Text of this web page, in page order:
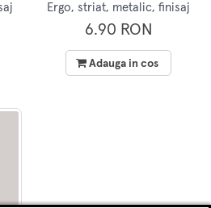
Ergo, striat, metalic, finisaj
maro
6.90 RON
Adauga in cos